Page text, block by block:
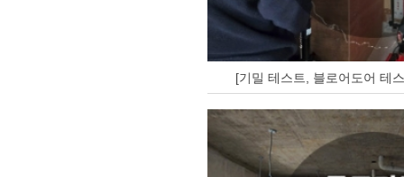
[기밀 테스트, 블로어도어 테